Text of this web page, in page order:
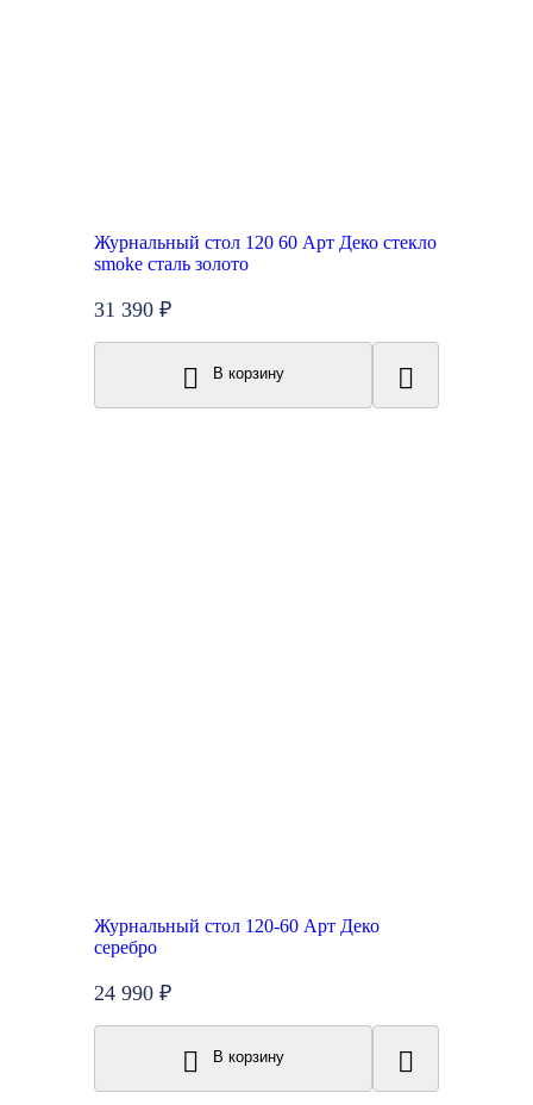
Журнальный стол 120 60 Арт Деко стекло
smoke сталь золото
31 390 ₽
В корзину
Журнальный стол 120-60 Арт Деко
серебро
24 990 ₽
В корзину